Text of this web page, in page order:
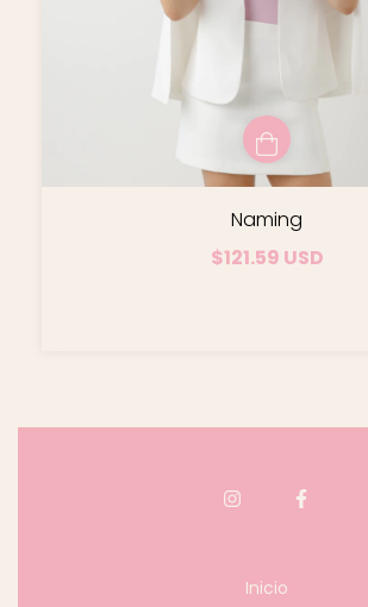
Naming
$121.59 USD
Inicio